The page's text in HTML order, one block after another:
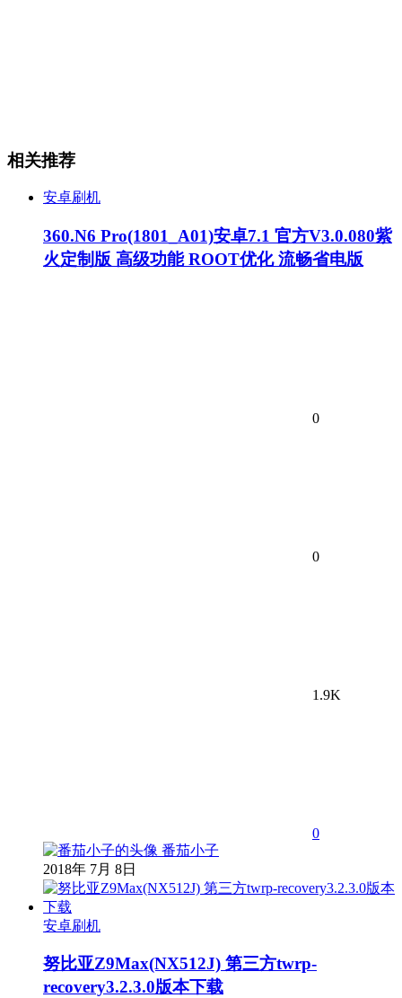
相关推荐
安卓刷机
360.N6 Pro(1801_A01)安卓7.1 官方V3.0.080紫
火定制版 高级功能 ROOT优化 流畅省电版
0
0
1.9K
0
番茄小子
2018年 7月 8日
安卓刷机
努比亚Z9Max(NX512J) 第三方twrp-
recovery3.2.3.0版本下载